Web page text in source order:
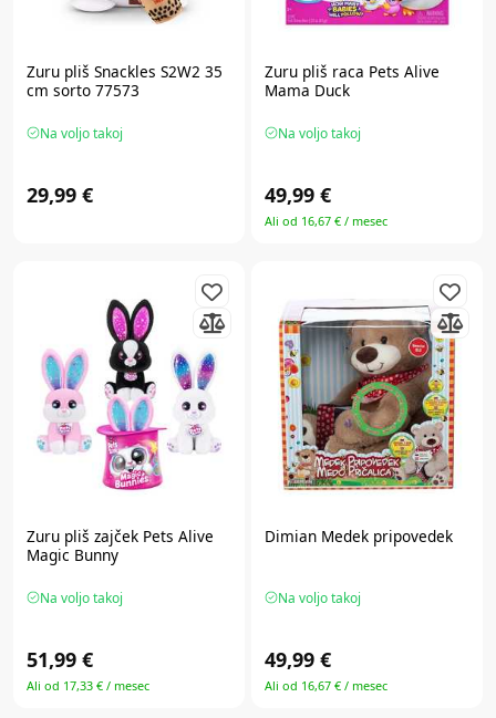
Zuru pliš Snackles S2W2 35
cm sorto 77573
Na voljo takoj
29,99 €
Zuru pliš raca Pets Alive
Mama Duck
Na voljo takoj
49,99 €
Ali od 16,67 € / mesec
Zuru pliš zajček Pets Alive
Magic Bunny
Na voljo takoj
51,99 €
Ali od 17,33 € / mesec
Dimian Medek pripovedek
Na voljo takoj
49,99 €
Ali od 16,67 € / mesec